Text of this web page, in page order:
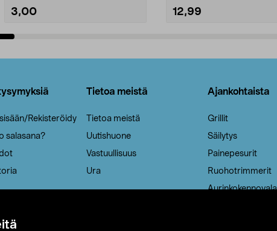
3,00 12,99
Rekisteröidy
salasana?
Tietoa meistä
Tietoa meistä
Uutishuone
Vastuullisuus
Ura
Ajankohtaista
Grillit
Säilytys
Painepesurit
Ruohotrimmerit